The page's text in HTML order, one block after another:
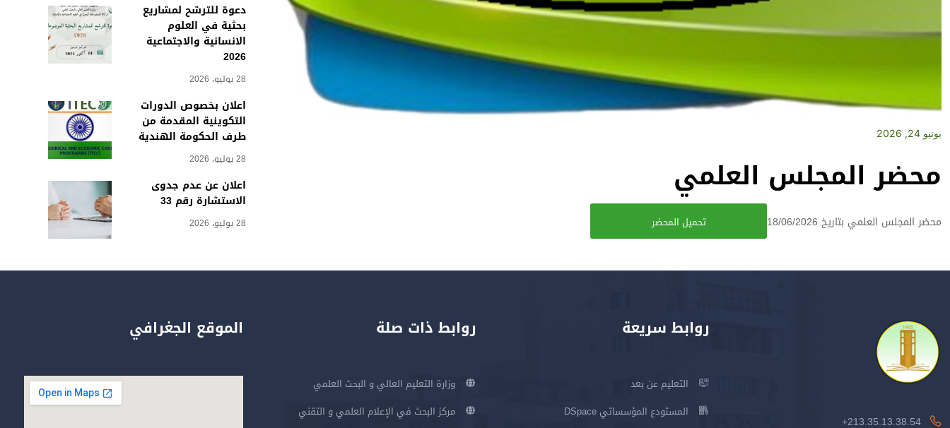
دعوة للترشح لمشاريع
بحثية في العلوم
الانسانية والاجتماعية
2026
28 يوليو، 2026
اعلان بخصوص الدورات
التكوينية المقدمة من
طرف الحكومة الهندية
28 يوليو، 2026
اعلان عن عدم جدوى
الاستشارة رقم 33
28 يوليو، 2026
يونيو 24, 2026
محضر المجلس العلمي
محضر المجلس العلمي بتاريخ 18/06/2026 تحميل المحضر
213.35.13.38.54+
روابط سريعة
التعليم عن بعد
المستودع المؤسساتي DSpace
روابط ذات صلة
وزارة التعليم العالي و البحث العلمي
مركز البحث في الإعلام العلمي و التقني
الموقع الجغرافي